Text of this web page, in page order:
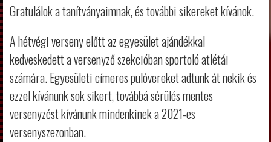
Gratulálok a tanítványaimnak, és további sikereket kívánok.
A hétvégi verseny előtt az egyesület ajándékkal
kedveskedett a versenyző szekcióban sportoló atlétái
számára. Egyesületi címeres pulóvereket adtunk át nekik és
ezzel kívánunk sok sikert, továbbá sérülés mentes
versenyzést kívánunk mindenkinek a 2021-es
versenyszezonban.